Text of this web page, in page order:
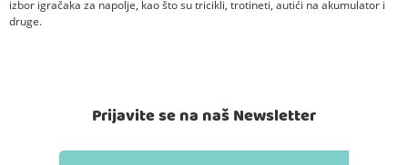
izbor igračaka za napolje, kao što su tricikli, trotineti, autići na akumulator i
druge.
Prijavite se na naš Newsletter